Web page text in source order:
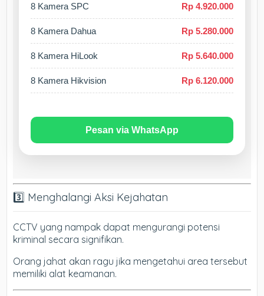
8 Kamera SPC Rp 4.920.000
8 Kamera Dahua Rp 5.280.000
8 Kamera HiLook Rp 5.640.000
8 Kamera Hikvision Rp 6.120.000
Pesan via WhatsApp
3️⃣ Menghalangi Aksi Kejahatan
CCTV yang nampak dapat mengurangi potensi
kriminal secara signifikan.
Orang jahat akan ragu jika mengetahui area tersebut
memiliki alat keamanan.